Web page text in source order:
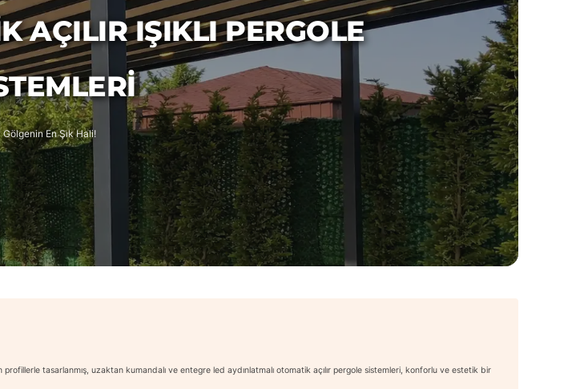
AÇILIR IŞIKLI PERGOLE
Gölgenin En Şık Hali!
profillerle tasarlanmış, uzaktan kumandalı ve entegre led aydınlatmalı otomatik açılır pergole sistemleri, konforlu ve estetik bir